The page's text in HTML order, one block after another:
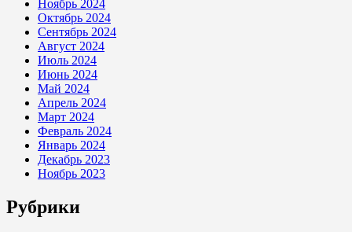
Ноябрь 2024
Октябрь 2024
Сентябрь 2024
Август 2024
Июль 2024
Июнь 2024
Май 2024
Апрель 2024
Март 2024
Февраль 2024
Январь 2024
Декабрь 2023
Ноябрь 2023
Рубрики